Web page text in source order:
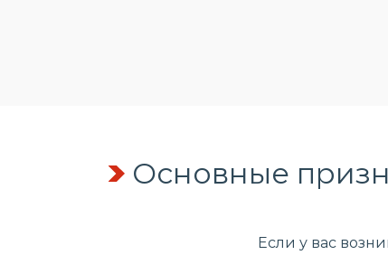
Основные
Если у вас